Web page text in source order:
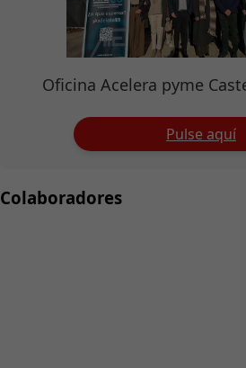
Oficina Acelera pyme
Pulse aquí
Colaboradores